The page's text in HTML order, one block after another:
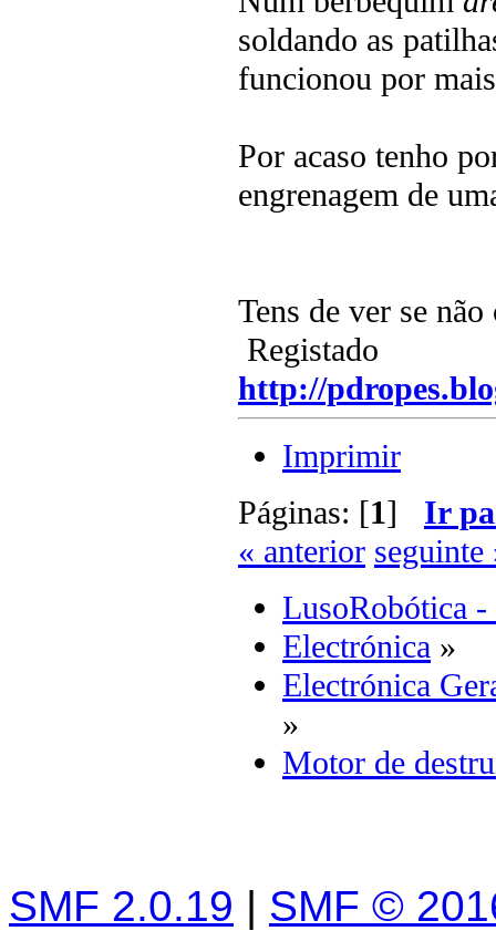
soldando as
funcionou por
Por acaso tenho
engrenagem de
Tens de ver se
Registado
http://
Imprimir
Páginas: [1] Ir
« anterior seguinte
LusoRobótica -
Electrónica »
Electrónica
»
Motor de
SMF 2.0.19 | SMF ©